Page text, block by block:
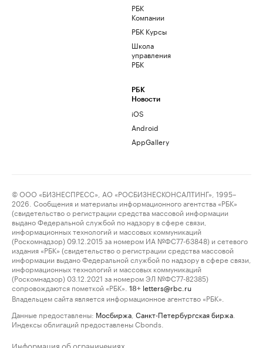
РБК
Компании
РБК Курсы
Школа
управления
РБК
РБК
Новости
iOS
Android
AppGallery
© ООО «БИЗНЕСПРЕСС», АО «РОСБИЗНЕСКОНСАЛТИНГ», 1995–
2026. Сообщения и материалы информационного агентства «РБК»
(свидетельство о регистрации средства массовой информации
выдано Федеральной службой по надзору в сфере связи,
информационных технологий и массовых коммуникаций
(Роскомнадзор) 09.12.2015 за номером ИА №ФС77-63848) и сетевого
издания «РБК» (свидетельство о регистрации средства массовой
информации выдано Федеральной службой по надзору в сфере связи,
информационных технологий и массовых коммуникаций
(Роскомнадзор) 03.12.2021 за номером ЭЛ №ФС77-82385)
сопровождаются пометкой «РБК».
18+ letters@rbc.ru
Владельцем сайта является информационное агентство «РБК».
Данные предоставлены: Мосбиржа Санкт-Петербургская биржа
Индексы облигаций предоставлены Cbonds.
Информация об ограничениях